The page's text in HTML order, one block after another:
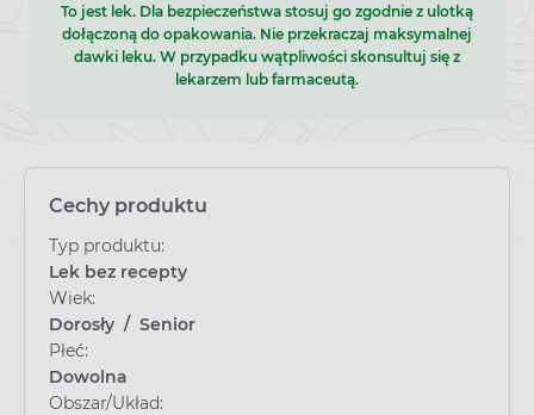
To jest lek. Dla bezpieczeństwa stosuj go zgodnie z ulotką
dołączoną do opakowania. Nie przekraczaj maksymalnej
dawki leku. W przypadku wątpliwości skonsultuj się z
lekarzem lub farmaceutą.
Cechy produktu
Typ produktu:
Lek bez recepty
Wiek:
Dorosły / Senior
Płeć:
Dowolna
Obszar/Układ: